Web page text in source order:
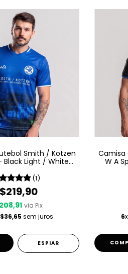
Smith / Kotzen
Black Light / White
(1)
via Pix
sem juros
ESPIAR
Camisa
W A
6